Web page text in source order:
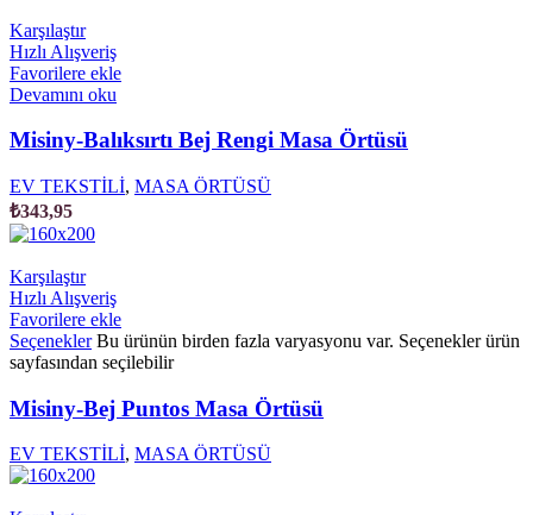
Karşılaştır
Hızlı Alışveriş
Favorilere ekle
Devamını oku
Misiny-Balıksırtı Bej Rengi Masa Örtüsü
EV TEKSTİLİ, MASA ÖRTÜSÜ
₺343,95
Karşılaştır
Hızlı Alışveriş
Favorilere ekle
Seçenekler Bu ürünün birden fazla varyasyonu var. Seçenekler ürün
sayfasından seçilebilir
Misiny-Bej Puntos Masa Örtüsü
EV TEKSTİLİ, MASA ÖRTÜSÜ